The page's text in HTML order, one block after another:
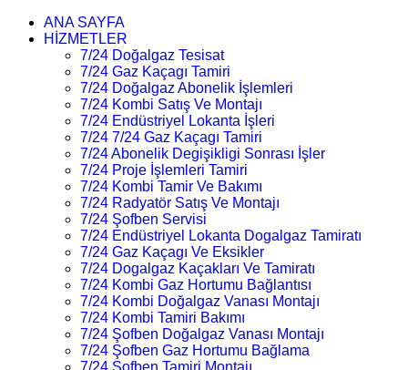
ANA SAYFA
HİZMETLER
7/24 Doğalgaz Tesisat
7/24 Gaz Kaçagı Tamiri
7/24 Doğalgaz Abonelik İşlemleri
7/24 Kombi Satış Ve Montajı
7/24 Endüstriyel Lokanta İşleri
7/24 7/24 Gaz Kaçagı Tamiri
7/24 Abonelik Degişikligi Sonrası İşler
7/24 Proje İşlemleri Tamiri
7/24 Kombi Tamir Ve Bakımı
7/24 Radyatör Satış Ve Montajı
7/24 Şofben Servisi
7/24 Endüstriyel Lokanta Dogalgaz Tamiratı
7/24 Gaz Kaçagı Ve Eksikler
7/24 Dogalgaz Kaçakları Ve Tamiratı
7/24 Kombi Gaz Hortumu Bağlantısı
7/24 Kombi Doğalgaz Vanası Montajı
7/24 Kombi Tamiri Bakımı
7/24 Şofben Doğalgaz Vanası Montajı
7/24 Şofben Gaz Hortumu Bağlama
7/24 Şofben Tamiri Montajı